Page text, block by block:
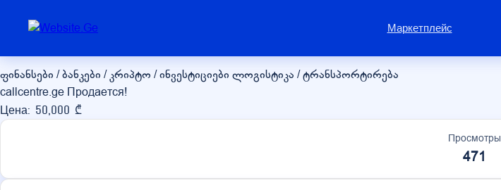
Маркетплейс
callcentre.ge
ფინანსები / ბანკები / კრიპტო / ინვესტიციები ლოგისტიკა / ტრანსპორტირება
callcentre.ge Продается!
Цена: 50,000 ₾
Просмотры
471